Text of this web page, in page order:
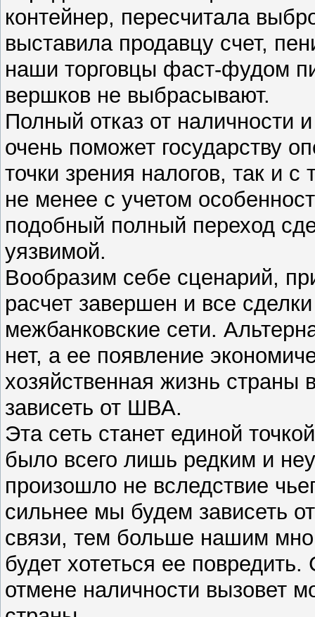
контейнер, пересчитала
выставила продавцу счет,
наши торговцы фаст-фудом
вершков не выбрасывают.
Полный отказ от наличности
очень поможет государству
точки зрения налогов, так и
не менее с учетом
подобный полный переход
уязвимой.
Вообразим себе сценарий,
расчет завершен и все
межбанковские сети.
нет, а ее появление
хозяйственная жизнь страны
зависеть от ШВА.
Эта сеть станет единой
было всего лишь редким и
произошло не вследствие
сильнее мы будем зависеть
связи, тем больше нашим
будет хотеться ее
отмене наличности вызовет